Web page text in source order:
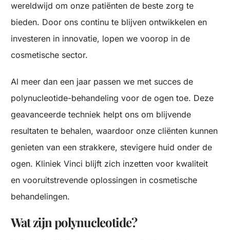
wereldwijd om onze patiënten de beste zorg te
bieden. Door ons continu te blijven ontwikkelen en
investeren in innovatie, lopen we voorop in de
cosmetische sector.
Al meer dan een jaar passen we met succes de
polynucleotide-behandeling voor de ogen toe. Deze
geavanceerde techniek helpt ons om blijvende
resultaten te behalen, waardoor onze cliënten kunnen
genieten van een strakkere, stevigere huid onder de
ogen. Kliniek Vinci blijft zich inzetten voor kwaliteit
en vooruitstrevende oplossingen in cosmetische
behandelingen.
Wat zijn polynucleotide?